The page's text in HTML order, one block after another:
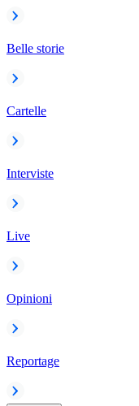
Belle storie
Cartelle
Interviste
Live
Opinioni
Reportage